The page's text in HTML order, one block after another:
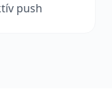
push